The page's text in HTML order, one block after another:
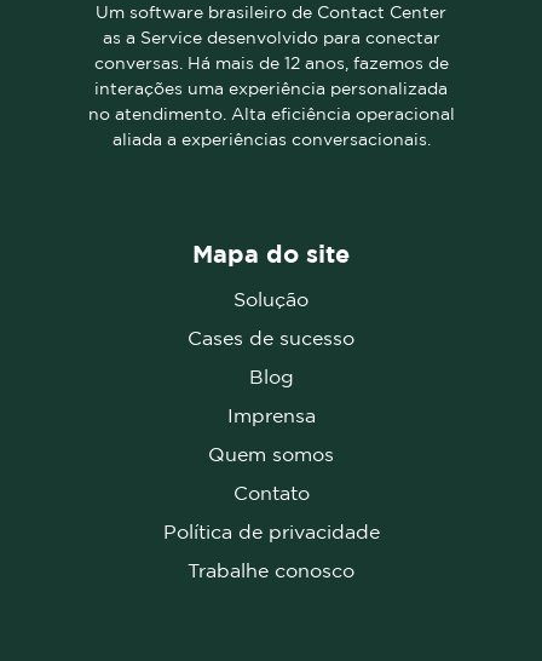
Um software brasileiro de Contact Center
as a Service desenvolvido para conectar
conversas. Há mais de 12 anos, fazemos de
interações uma experiência personalizada
no atendimento. Alta eficiência operacional
aliada a experiências conversacionais.
Mapa do site
Solução
Cases de sucesso
Blog
Imprensa
Quem somos
Contato
Política de privacidade
Trabalhe conosco